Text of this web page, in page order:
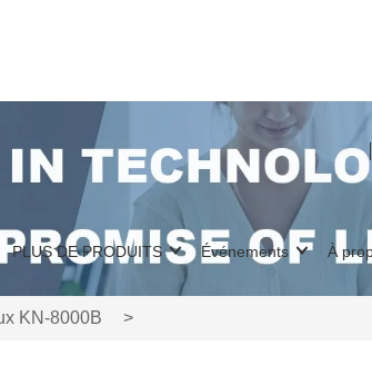
PLUS DE PRODUITS Événements À
KN-8000B >